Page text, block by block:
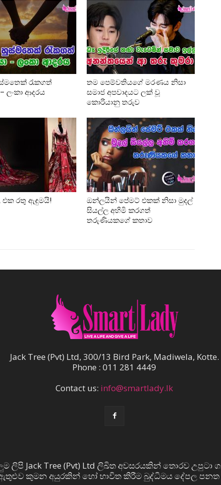
රැකගත්
ලංකා ආදරය
තම පෙම්වතියගේ මරණය නිසා
සමාජ අපවාදයට ලක් වූ
කොරියානු තරුව
එක රතු ඇඳුමයි!
ඔන්ලයින් පේමට් එකක් නිසා මුදල්
සියල්ල අහිමි කරගත්
තරුණියකගේ කතාව
Jack Tree (Pvt) Ltd, 300/13 Bird Park, Madiwela, Kotte.
Phone : 011 281 4449
Contact us: info@smartlady.lk
ලිපි Jack Tree (Pvt) Ltd ලිඛිත අවසරයකින් තොරව උපුටා
කුමන අයුරකින් හෝ භාවිත කිරීම බුද්ධිමය දේපල පනත